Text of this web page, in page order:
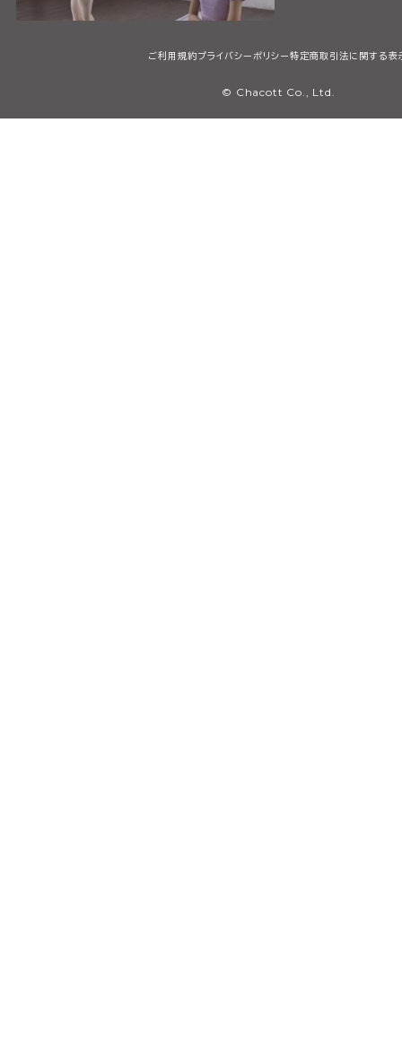
ご利用規約プライバシーポリシー特定商取引法に関する表
© Chacott Co., Ltd.